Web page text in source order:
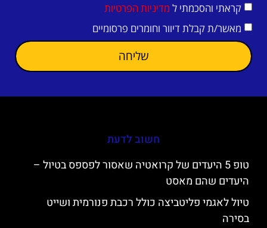
קראתי והסכמתי ל מדיניות הפרטיות
מאשר/ת קבלת דיוור וחומרים פרסומיים
שליחה
חשוב לדעת
טופ 5 היעדים של קרואטיה שאסור לפספס בטיול –
היעדים שהם מאסט
טיול לאגמי פליטביצה כולל רכבת פנורמית ושייט
בסירה